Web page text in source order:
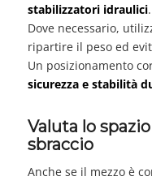
stabilizzatori idraulici.
Dove necessario,
ripartire il peso ed
Un posizionamento
sicurezza e stabilità
Valuta lo
sbraccio
Anche se il mezzo è